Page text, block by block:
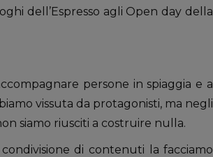
dell’Espresso agli Open day della
persone in spiaggia e a
vissuta da protagonisti, ma negli
siamo riusciti a costruire nulla.
di contenuti la facciamo